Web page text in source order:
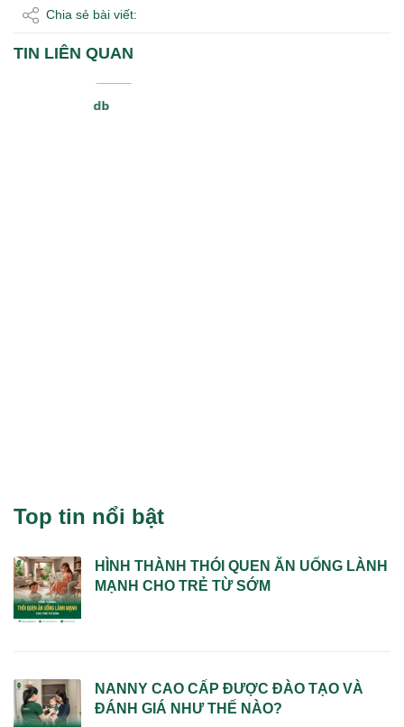
Chia sẻ bài viết:
TIN LIÊN QUAN
06/11
Top tin nổi bật
HÌNH THÀNH THÓI QUEN ĂN UỐNG LÀNH
MẠNH CHO TRẺ TỪ SỚM
NANNY CAO CẤP ĐƯỢC ĐÀO TẠO VÀ
ĐÁNH GIÁ NHƯ THẾ NÀO?